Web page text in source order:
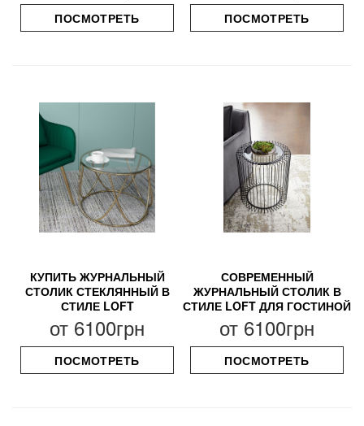
ПОСМОТРЕТЬ ПОСМОТРЕТЬ
КУПИТЬ ЖУРНАЛЬНЫЙ
СТОЛИК СТЕКЛЯННЫЙ В
СТИЛЕ LOFT
от 6100грн
ПОСМОТРЕТЬ
СОВРЕМЕННЫЙ
ЖУРНАЛЬНЫЙ СТОЛИК В
СТИЛЕ LOFT ДЛЯ ГОСТИНОЙ
от 6100грн
ПОСМОТРЕТЬ